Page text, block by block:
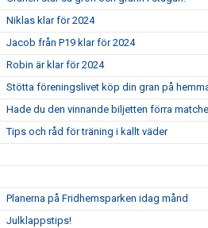
Niklas klar för 2024
Jacob från P19 klar för 2024
Robin är klar för 2024
Stötta föreningslivet köp din gran på
Hade du den vinnande biljetten förra
Tips och råd för träning i kallt väder
Planerna på Fridhemsparken idag månd
Julklappstips!